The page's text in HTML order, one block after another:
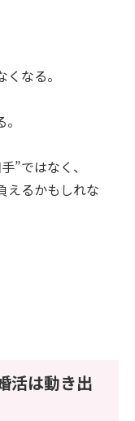
なる。
”ではなく、
えるかもしれな
活は動き出